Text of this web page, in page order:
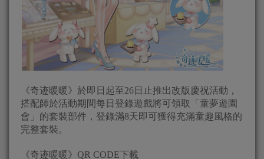
《奇迹暖暖》於即日起至26日止推出改版慶祝活動，
搭配師於活動期間每日登錄遊戲將可領取「童夢遊園
會」的套裝部件，登錄滿8天即可獲得充滿童趣風格的
完整套裝。
《奇迹暖暖》QR CODE下載